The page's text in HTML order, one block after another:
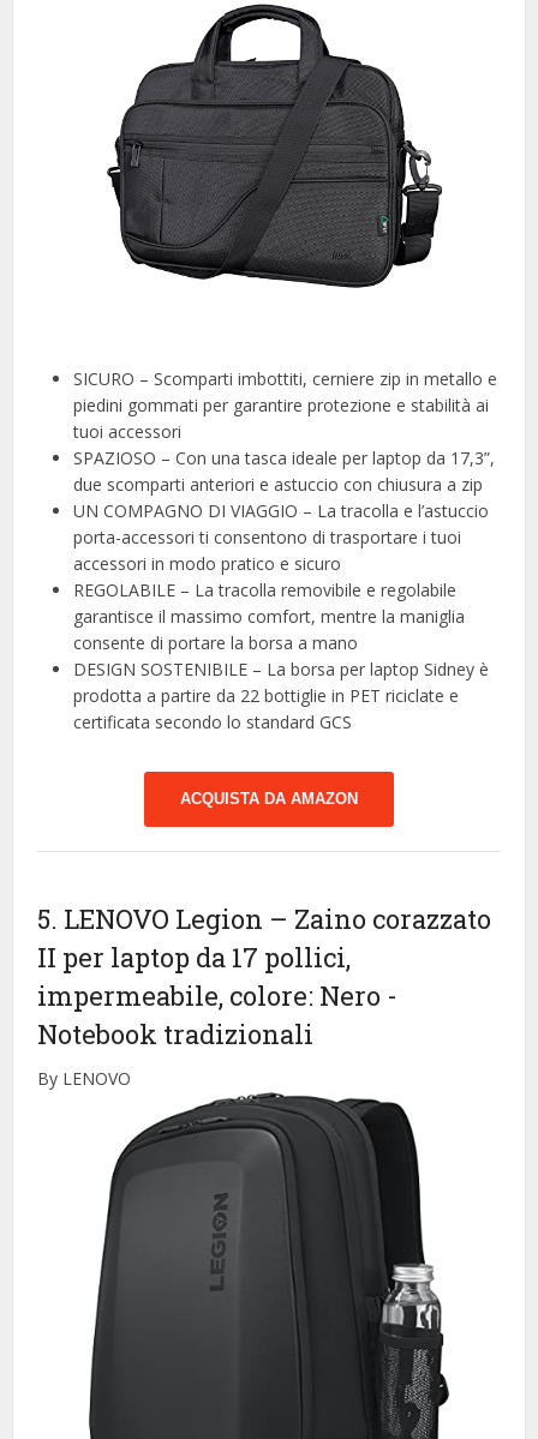
SICURO – Scomparti imbottiti, cerniere zip in metallo e
piedini gommati per garantire protezione e stabilità ai
tuoi accessori
SPAZIOSO – Con una tasca ideale per laptop da 17,3”,
due scomparti anteriori e astuccio con chiusura a zip
UN COMPAGNO DI VIAGGIO – La tracolla e l’astuccio
porta-accessori ti consentono di trasportare i tuoi
accessori in modo pratico e sicuro
REGOLABILE – La tracolla removibile e regolabile
garantisce il massimo comfort, mentre la maniglia
consente di portare la borsa a mano
DESIGN SOSTENIBILE – La borsa per laptop Sidney è
prodotta a partire da 22 bottiglie in PET riciclate e
certificata secondo lo standard GCS
ACQUISTA DA AMAZON
5. LENOVO Legion – Zaino corazzato
II per laptop da 17 pollici,
impermeabile, colore: Nero -
Notebook tradizionali
By LENOVO